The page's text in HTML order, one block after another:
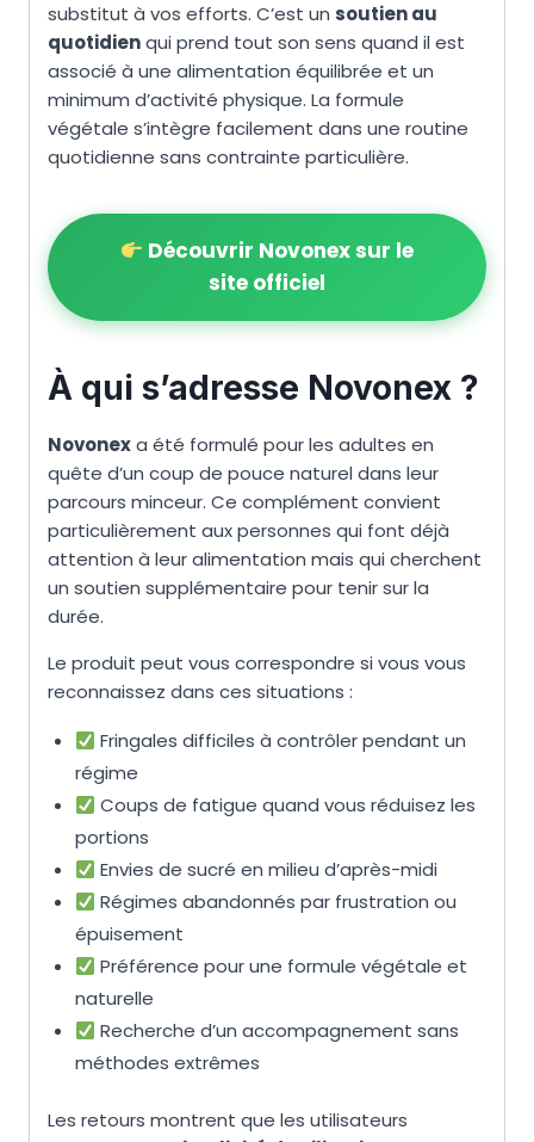
substitut à vos efforts. C’est un soutien au
quotidienqui prend tout son sens quand il est
associé à une alimentation équilibrée et un
minimum d’activité physique. La formule
végétale s’intègre facilement dans une routine
quotidienne sans contrainte particulière.
Découvrir Novonex sur le
site officiel
À qui s’adresse Novonex ?
Novonexa été formulé pour les adultes en
quête d’un coup de pouce naturel dans leur
parcours minceur. Ce complément convient
particulièrement aux personnes qui font déjà
attention à leur alimentation mais qui cherchent
un soutien supplémentaire pour tenir sur la
durée.
Le produit peut vous correspondre si vous vous
reconnaissez dans ces situations :
Fringales difficiles à contrôler pendant un
régime
Coups de fatigue quand vous réduisez les
portions
Envies de sucré en milieu d’après-midi
Régimes abandonnés par frustration ou
épuisement
Préférence pour une formule végétale et
naturelle
Recherche d’un accompagnement sans
méthodes extrêmes
Les retours montrent que les utilisateurs